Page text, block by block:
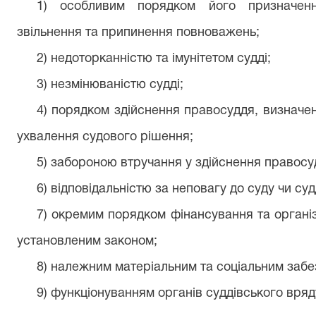
1) особливим порядком його
звільнення та припинення повноважень;
2) недоторканністю та імунітетом судді;
3) незмінюваністю судді;
4) порядком здійснення правосуддя,
ухвалення судового рішення;
5) забороною втручання у здійснення
6) відповідальністю за неповагу до суду чи
7) окремим порядком фінансування та
установленим законом;
8) належним матеріальним та соціальним
9) функціонуванням органів суддівського